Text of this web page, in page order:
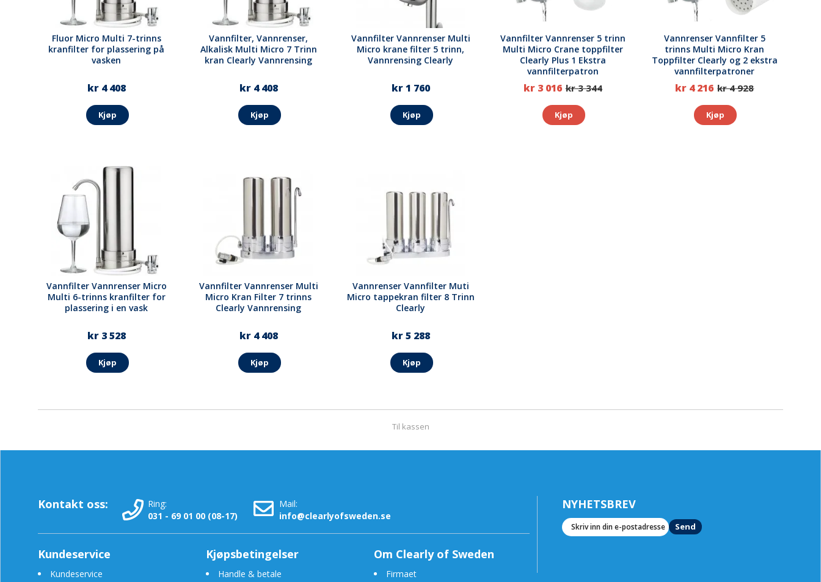
Fluor Micro Multi 7-trinns
kranfilter for plassering på
vasken
kr 4 408
Kjøp
Vannfilter, Vannrenser,
Alkalisk Multi Micro 7 Trinn
kran Clearly Vannrensing
kr 4 408
Kjøp
Vannfilter Vannrenser Multi
Micro krane filter 5 trinn,
Vannrensing Clearly
kr 1 760
Kjøp
Vannfilter Vannrenser 5 trinn
Multi Micro Crane toppfilter
Clearly Plus 1 Ekstra
vannfilterpatron
kr 3 016 kr 3 344
Kjøp
Vannrenser Vannfilter 5
trinns Multi Micro Kran
Toppfilter Clearly og 2 ekstra
vannfilterpatroner
kr 4 216 kr 4 928
Kjøp
Vannfilter Vannrenser Micro
Multi 6-trinns kranfilter for
plassering i en vask
kr 3 528
Kjøp
Vannfilter Vannrenser Multi
Micro Kran Filter 7 trinns
Clearly Vannrensing
kr 4 408
Kjøp
Vannrenser Vannfilter Muti
Micro tappekran filter 8 Trinn
Clearly
kr 5 288
Kjøp
Til kassen
Kontakt oss:
Ring:
031 - 69 01 00 (08-17)
Mail:
info@clearlyofsweden.se
Kundeservice
Kundeservice
Kjøpsbetingelser
Handle & betale
Om Clearly of Sweden
Firmaet
NYHETSBREV
Send